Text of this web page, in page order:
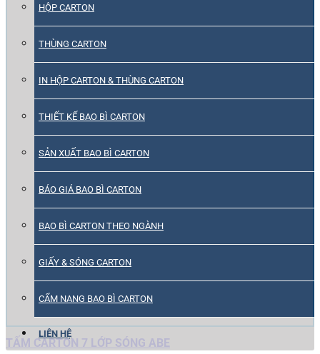
HỘP CARTON
THÙNG CARTON
IN HỘP CARTON & THÙNG CARTON
THIẾT KẾ BAO BÌ CARTON
SẢN XUẤT BAO BÌ CARTON
BÁO GIÁ BAO BÌ CARTON
BAO BÌ CARTON THEO NGÀNH
GIẤY & SÓNG CARTON
CẨM NANG BAO BÌ CARTON
LIÊN HỆ
TẤM CARTON 7 LỚP SÓNG ABE